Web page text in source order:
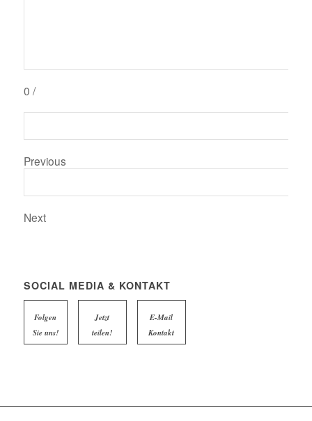
0 /
Previous
Next
SOCIAL MEDIA & KONTAKT
Folgen
Sie uns!
Jetzt
teilen!
E-Mail
Kontakt